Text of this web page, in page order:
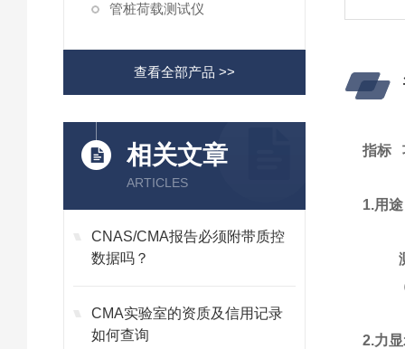
管桩荷载测试仪
查看全部产品 >>
相关文章
ARTICLES
CNAS/CMA报告必须附带质控
数据吗？
CMA实验室的资质及信用记录
如何查询
指标
1.用
测
（
2.力